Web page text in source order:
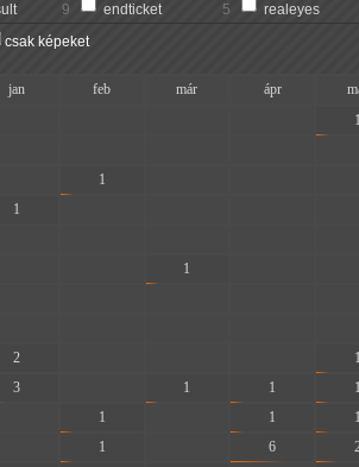
9 endticket 5 realeyes
csak képeket
jan feb már ápr
1
1
1
1
2 1
3 1 1 1
1 1 1
1 6